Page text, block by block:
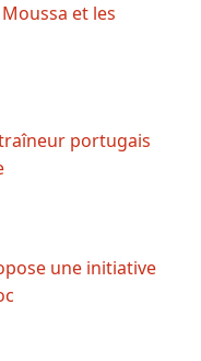
et les
portugais
une initiative